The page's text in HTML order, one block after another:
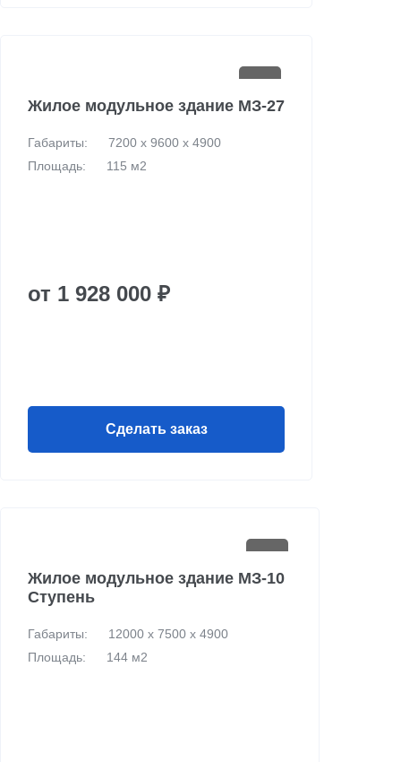
Жилое модульное здание МЗ-27
Габариты:
7200 х 9600 х 4900
Площадь:
115 м2
от 1 928 000 ₽
Сделать заказ
Жилое модульное здание МЗ-10
Ступень
Габариты:
12000 х 7500 х 4900
Площадь:
144 м2